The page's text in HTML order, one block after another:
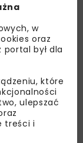
od
oferty i
w
oraz
był dla
które
ulepszać
treści i